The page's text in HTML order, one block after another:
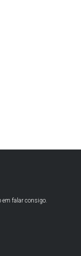
em falar consigo.